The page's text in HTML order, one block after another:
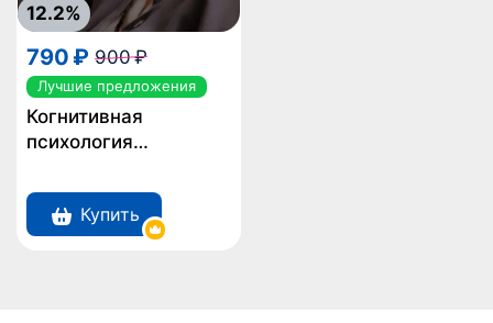
12.2%
790 ₽ 900 ₽
Лучшие предложения
Когнитивная
психология
механизмов
человеческого
познания
Купить